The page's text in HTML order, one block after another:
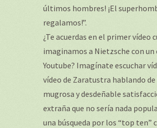
últimos hombres! ¡El
regalamos!”.
¿Te acuerdas en el primer vídeo
imaginamos a Nietzsche con un
Youtube? Imagínate escuchar
vídeo de Zaratustra hablando
mugrosa y desdeñable
extraña que no sería nada
una búsqueda por los “top ten”